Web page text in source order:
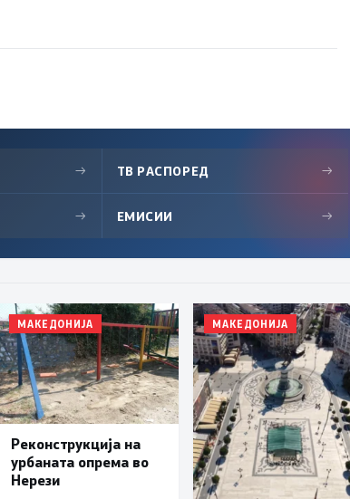
→ ТВ РАСПОРЕД →
→ ЕМИСИИ →
МАКЕДОНИЈА
Реконструкција на
урбаната опрема во
Нерези
МАКЕДОНИЈА